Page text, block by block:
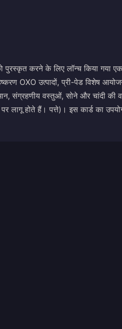
करने के लिए लॉन्च किया गया एक
OXO उत्पादों, प्री-पेड विशेष
संग्रहणीय वस्तुओं, सोने और चांदी
लागू होते हैं। पत्ते)। इस कार्ड का